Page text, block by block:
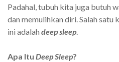
Padahal, tubuh kita juga butuh
dan memulihkan diri. Salah satu
ini adalah deep sleep.
Apa Itu Deep Sleep?